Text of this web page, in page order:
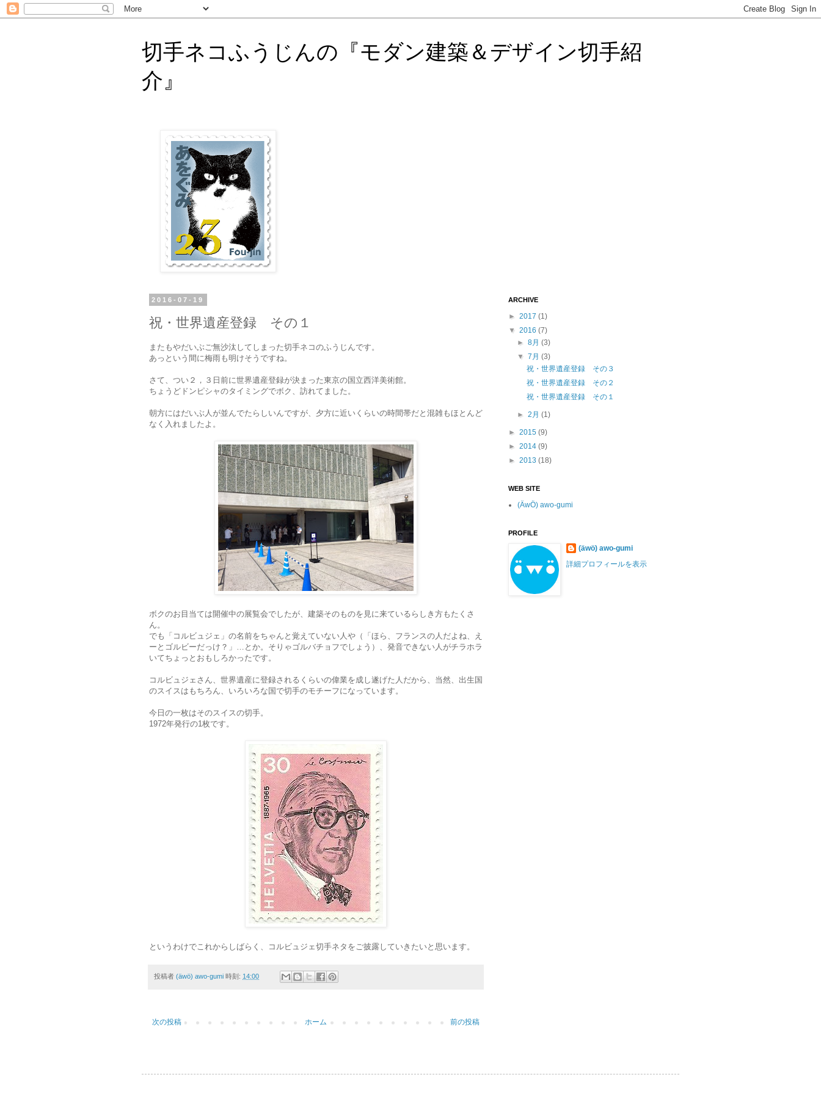
切手ネコふうじんの『モダン建築＆デザイン切手紹
介』
2016-07-19
祝・世界遺産登録 その１
またもやだいぶご無沙汰してしまった切手ネコのふうじんです。
あっという間に梅雨も明けそうですね。
さて、つい２，３日前に世界遺産登録が決まった東京の国立西洋美術館。
ちょうどドンピシャのタイミングでボク、訪れてました。
朝方にはだいぶ人が並んでたらしいんですが、夕方に近いくらいの時間帯だと混雑もほとんど
なく入れましたよ。
ボクのお目当ては開催中の展覧会でしたが、建築そのものを見に来ているらしき方もたくさ
ん。
でも「コルビュジェ」の名前をちゃんと覚えていない人や（「ほら、フランスの人だよね、え
ーとゴルビーだっけ？」…とか。そりゃゴルバチョフでしょう）、発音できない人がチラホラ
いてちょっとおもしろかったです。
コルビュジェさん、世界遺産に登録されるくらいの偉業を成し遂げた人だから、当然、出生国
のスイスはもちろん、いろいろな国で切手のモチーフになっています。
今日の一枚はそのスイスの切手。
1972年発行の1枚です。
というわけでこれからしばらく、コルビュジェ切手ネタをご披露していきたいと思います。
投稿者 (äwö) awo-gumi 時刻: 14:00
次の投稿 前の投稿
ホーム
ARCHIVE
► 2017 (1)
▼ 2016 (7)
►8月(3)
▼7月(3)
祝・世界遺産登録 その３
祝・世界遺産登録 その２
祝・世界遺産登録 その１
►2月(1)
► 2015 (9)
► 2014 (9)
► 2013 (18)
WEB SITE
(ÄwÖ) awo-gumi
PROFILE
(äwö) awo-gumi
詳細プロフィールを表示